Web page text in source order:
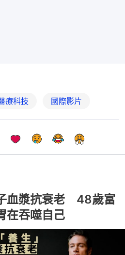
療科技 國際影片
血漿抗衰老 48歲富
在吞噬自己